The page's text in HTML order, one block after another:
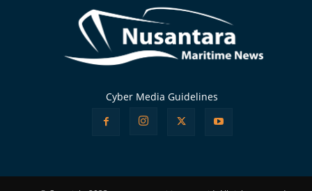
Cyber Media Guidelines